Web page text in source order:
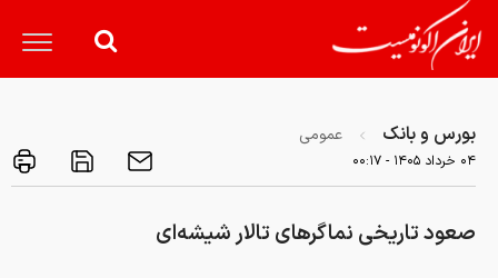
بورس و بانک عمومی
۰۴ خرداد ۱۴۰۵ - ۰۰:۱۷
صعود تاریخی نماگرهای تالار شیشه‌ای